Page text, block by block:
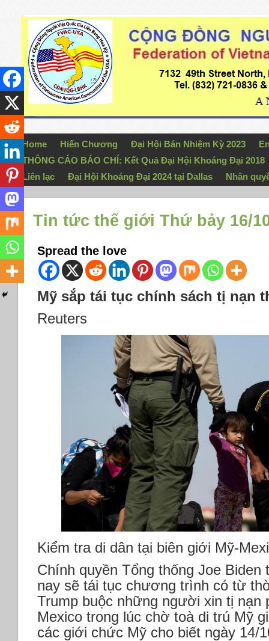
Home Hiến Chương Đại Hội Bán Nhiệm Kỳ 2023
THÔNG CÁO BÁO CHÍ: Kết Quả Đại Hội Khoáng Đại 2018
Liên lạc
Đại Hội Khoáng Đại 2024 tại Dallas Nhân
Tin tức thế giới Thứ bảy 16/
Spread the love
Mỹ sắp tái tục chính sách tị nạn
Reuters
Kiểm tra di dân tại biên giới Mỹ-
Chính quyền Tổng thống Joe
nay sẽ tái tục chương trình có từ
Trump buộc những người xin tị nạn
Mexico trong lúc chờ toà di trú Mỹ
các giới chức Mỹ cho biết ngày 14/